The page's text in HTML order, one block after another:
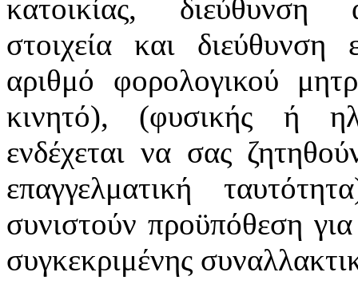
κατοικίας, διεύθυνση
στοιχεία και διεύθυνση
αριθμό φορολογικού
κινητό), (φυσικής ή
ενδέχεται να σας
επαγγελματική
συνιστούν προϋπόθεση
συγκεκριμένης